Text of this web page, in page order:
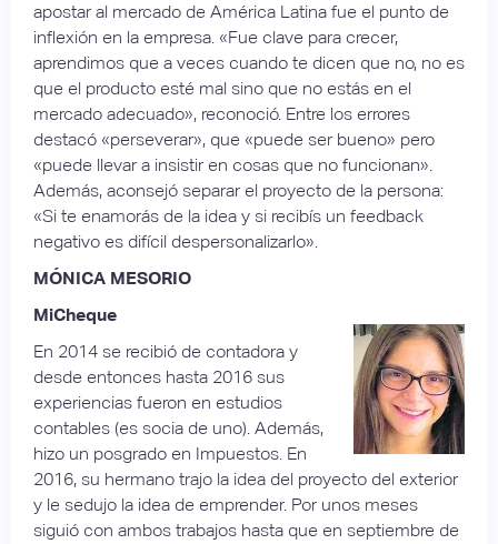
apostar al mercado de América Latina fue el punto de
inflexión en la empresa. «Fue clave para crecer,
aprendimos que a veces cuando te dicen que no, no es
que el producto esté mal sino que no estás en el
mercado adecuado», reconoció. Entre los errores
destacó «perseverar», que «puede ser bueno» pero
«puede llevar a insistir en cosas que no funcionan».
Además, aconsejó separar el proyecto de la persona:
«Si te enamorás de la idea y si recibís un feedback
negativo es difícil despersonalizarlo».
MÓNICA MESORIO
MiCheque
En 2014 se recibió de contadora y
desde entonces hasta 2016 sus
experiencias fueron en estudios
contables (es socia de uno). Además,
hizo un posgrado en Impuestos. En
2016, su hermano trajo la idea del proyecto del exterior
y le sedujo la idea de emprender. Por unos meses
siguió con ambos trabajos hasta que en septiembre de